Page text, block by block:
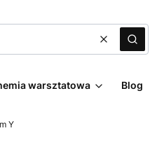
WyczyśćSzukaj
warsztatowa Blog
Y